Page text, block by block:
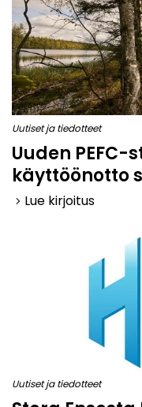
Uutiset ja tiedotteet
Uuden
käyttöönotto
keyboard_arrow_right Lue kirjoitus
Uutiset ja tiedotteet